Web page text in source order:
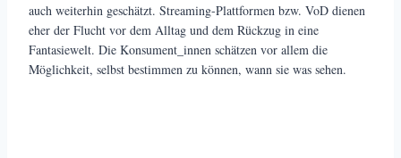
auch weiterhin geschätzt. Streaming-Plattformen bzw. VoD dienen
eher der Flucht vor dem Alltag und dem Rückzug in eine
Fantasiewelt. Die Konsument_innen schätzen vor allem die
Möglichkeit, selbst bestimmen zu können, wann sie was sehen.